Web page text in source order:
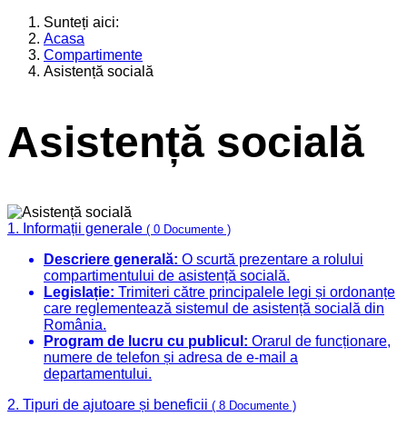
Sunteți aici:
Acasa
Compartimente
Asistență socială
Asistență socială
1. Informații generale ( 0 Documente )
Descriere generală: O scurtă prezentare a rolului
compartimentului de asistență socială.
Legislație: Trimiteri către principalele legi și ordonanțe
care reglementează sistemul de asistență socială din
România.
Program de lucru cu publicul: Orarul de funcționare,
numere de telefon și adresa de e-mail a
departamentului.
2. Tipuri de ajutoare și beneficii ( 8 Documente )